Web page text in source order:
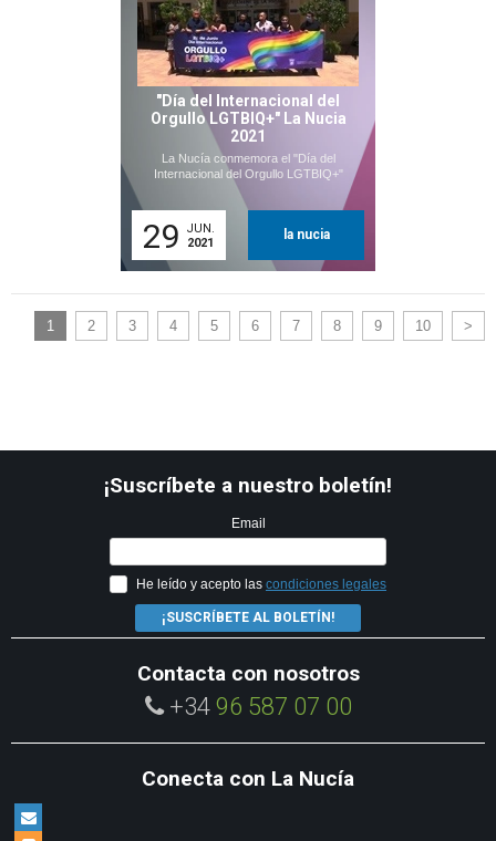
"Día del Internacional del
Orgullo LGTBIQ+" La Nucia
2021
La Nucía conmemora el "Día del
Internacional del Orgullo LGTBIQ+"
29
JUN.
2021
la nucia
1 2 3 4 5 6 7 8 9 10 >
¡Suscríbete a nuestro boletín!
Email
He leído y acepto las condiciones legales
¡SUSCRÍBETE AL BOLETÍN!
Contacta con nosotros
+34 96 587 07 00
Conecta con La Nucía